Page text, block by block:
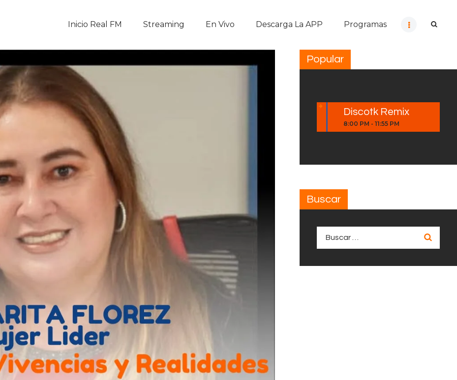
Inicio Real FM Streaming En Vivo Descarga La APP Programas
En Vivo
Descarga La APP
Programas
Noticias
Equipo
Sobre Nosotros
Contactos
Popular
Discotk Remix
8:00 PM -11:55 PM
Buscar